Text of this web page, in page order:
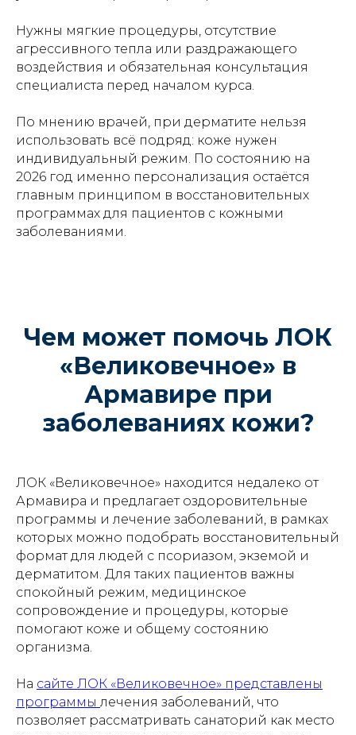
Нужны мягкие процедуры, отсутствие
агрессивного тепла или раздражающего
воздействия и обязательная консультация
специалиста перед началом курса.
По мнению врачей, при дерматите нельзя
использовать всё подряд: коже нужен
индивидуальный режим. По состоянию на
2026 год именно персонализация остаётся
главным принципом в восстановительных
программах для пациентов с кожными
заболеваниями.
Чем может помочь ЛОК
«Великовечное» в
Армавире при
заболеваниях кожи?
ЛОК «Великовечное» находится недалеко от
Армавира и предлагает оздоровительные
программы и лечение заболеваний, в рамках
которых можно подобрать восстановительный
формат для людей с псориазом, экземой и
дерматитом. Для таких пациентов важны
спокойный режим, медицинское
сопровождение и процедуры, которые
помогают коже и общему состоянию
организма.
На сайте ЛОК «Великовечное» представлены
программы лечения заболеваний, что
позволяет рассматривать санаторий как место